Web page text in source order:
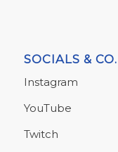
SOCIALS & CO.
Instagram
YouTube
Twitch